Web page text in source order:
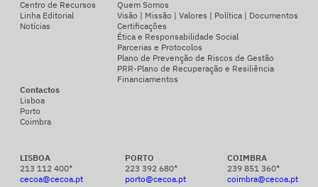
Centro de Recursos
Linha Editorial
Notícias
Quem Somos
Visão | Missão | Valores | Política | Documentos
Certificações
Ética e Responsabilidade Social
Parcerias e Protocolos
Plano de Prevenção de Riscos de Gestão
PRR-Plano de Recuperação e Resiliência
Financiamentos
Contactos
Lisboa
Porto
Coimbra
LISBOA
213 112 400*
cecoa@cecoa.pt
PORTO
223 392 680*
porto@cecoa.pt
COIMBRA
239 851 360*
coimbra@cecoa.pt